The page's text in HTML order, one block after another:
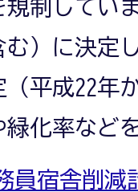
制してい
む）に決定
平成22年
緑化率など
員宿舎削減